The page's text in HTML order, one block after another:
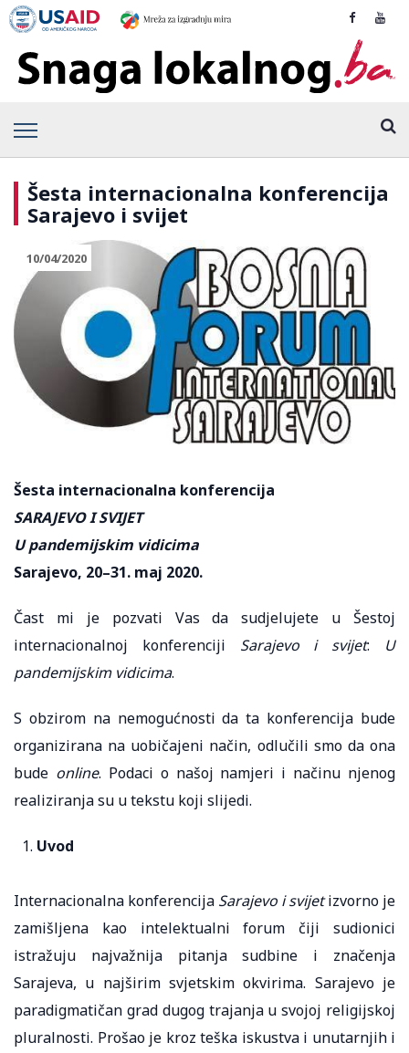
Šesta internacionalna konferencija
Sarajevo i svijet
10/04/2020
Šesta internacionalna konferencija
SARAJEVO I SVIJET
U pandemijskim vidicima
Sarajevo, 20–31. maj 2020.
Čast mi je pozvati Vas da sudjelujete u Šestoj
internacionalnoj konferenciji Sarajevo i svijet: U
pandemijskim vidicima.
S obzirom na nemogućnosti da ta konferencija bude
organizirana na uobičajeni način, odlučili smo da ona
bude online. Podaci o našoj namjeri i načinu njenog
realiziranja su u tekstu koji slijedi.
Uvod
Internacionalna konferencija Sarajevo i svijetizvorno je
zamišljena kao intelektualni forum čiji sudionici
istražuju najvažnija pitanja sudbine i značenja
Sarajeva, u najširim svjetskim okvirima. Sarajevo je
paradigmatičan grad dugog trajanja u svojoj religijskoj
pluralnosti. Prošao je kroz teška iskustva i unutarnjih i